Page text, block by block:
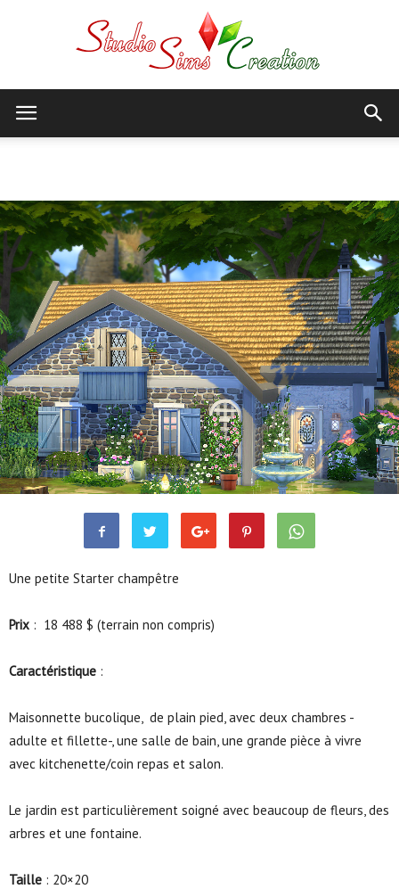
Creation
Sims 4 Terrains Résidentiels
Aquarelle – Starter
Avr 17, 2016 16854 2
Une petite Starter champêtre
Prix : 18 488 $ (terrain non compris)
Caractéristique :
Maisonnette bucolique, de plain pied, avec deux chambres -
adulte et fillette-, une salle de bain, une grande pièce à vivre
avec kitchenette/coin repas et salon.
Le jardin est particulièrement soigné avec beaucoup de fleurs, des
arbres et une fontaine.
Taille : 20×20